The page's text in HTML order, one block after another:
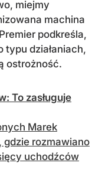
miejmy
machina
podkreśla,
typu działaniach,
ostrożność.
To zasługuje
Marek
gdzie rozmawiano
uchodźców